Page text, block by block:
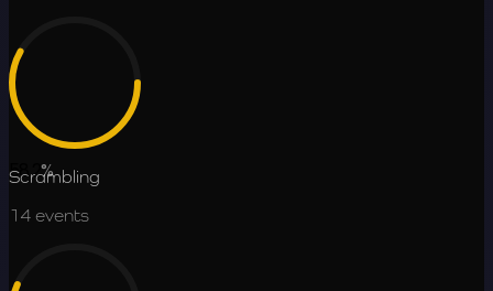
58.2%
Scrambling
14 events